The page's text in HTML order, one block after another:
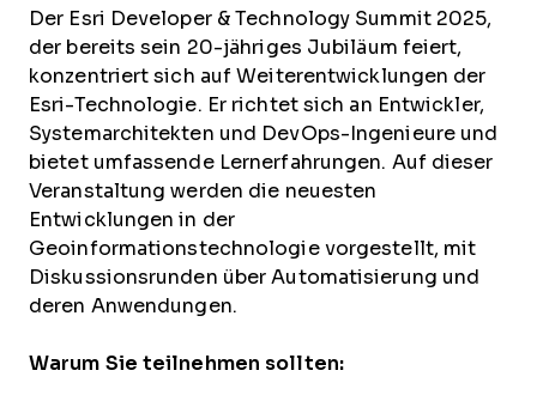
Der Esri Developer & Technology Summit 2025,
der bereits sein 20-jähriges Jubiläum feiert,
konzentriert sich auf Weiterentwicklungen der
Esri-Technologie. Er richtet sich an Entwickler,
Systemarchitekten und DevOps-Ingenieure und
bietet umfassende Lernerfahrungen. Auf dieser
Veranstaltung werden die neuesten
Entwicklungen in der
Geoinformationstechnologie vorgestellt, mit
Diskussionsrunden über Automatisierung und
deren Anwendungen.
Warum Sie teilnehmen sollten: